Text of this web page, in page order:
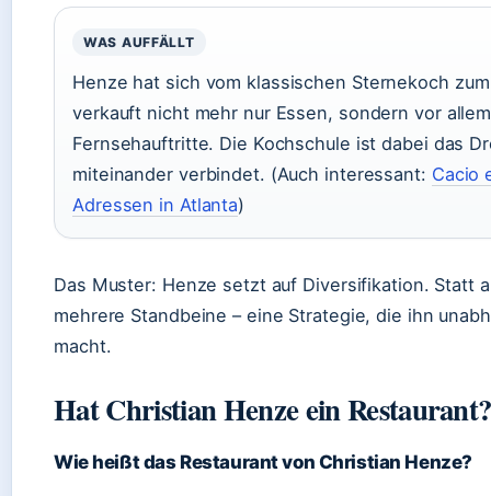
WAS AUFFÄLLT
Henze hat sich vom klassischen Sternekoch
verkauft nicht mehr nur Essen, sondern vor
Fernsehauftritte. Die Kochschule ist dabei das
miteinander verbindet. (Auch interessant: Cacio
Adressen in Atlanta)
Das Muster: Henze setzt auf Diversifikation. Statt
mehrere Standbeine – eine Strategie, die ihn
macht.
Hat Christian Henze ein Restaurant?
Wie heißt das Restaurant von Christian Henze?